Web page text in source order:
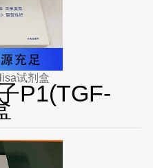
试剂盒
P1(TGF-